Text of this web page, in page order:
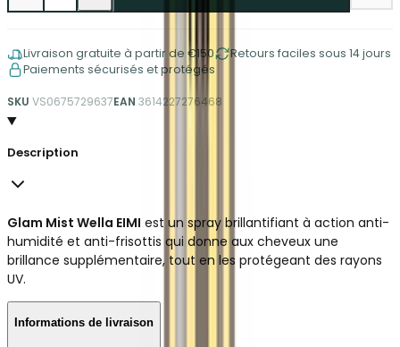
Livraison gratuite à partir de €150
Retours faciles sous 14 jours
Paiements sécurisés et protégés
SKU VS0675729637EAN 3614227276468
Description
Glam Mist Wella EIMI est un spray brillantifiant à action anti-
humidité et anti-frisottis qui donne aux cheveux une
brillance supplémentaire, tout en les protégeant des rayons
UV.
Informations de livraison